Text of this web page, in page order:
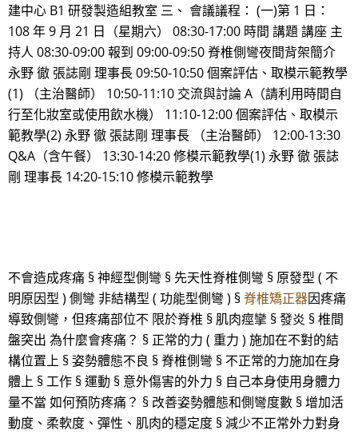
建中心 B1 研發製造組教室 三、 會議議程： (一)第 1 日：
108 年 9 月 21 日（星期六） 08:30-17:00 時間 講題 講座 主
持人 08:30-09:00 報到 09:00-09:50 脊椎側彎夜間背架簡介
永野 徹 張誌剛 理事長 09:50-10:50 個案評估、取模示範教學
(1) （主治醫師） 10:50-11:10 交流與討論 A（請利用時間自
行至化妝室或使用飲水機） 11:10-12:00 個案評估、取模示
範教學(2) 永野 徹 張誌剛 理事長 （主治醫師） 12:00-13:30
Q&A（含午餐） 13:30-14:20 修模示範教學(1) 永野 徹 張誌
剛 理事長 14:20-15:10 修模示範教學
不會造成疼痛 § 神經型側彎 § 先天性脊椎側彎 § 原發型 ( 不
明原因型 ) 側彎 非結構型 ( 功能型側彎 ) §脊椎矯正器因疼痛
導致側彎，但疼痛部位不 限於脊椎 § 肌肉痙攣 § 發炎 § 椎間
盤突出 為什麼會疼痛？ § 正常的力 ( 重力 ) 施加在不對的結
構位置上 § 姿勢體態不良 § 脊椎側彎 § 不正常的力施加在身
體上 § 工作 § 運動 § 意外傷害的外力 § 自己本身使用身體力
量不當 如何預防疼痛？ § 改善姿勢體態和側彎度數 § 增加活
動度、柔軟度、彈性、肌肉的穩定度 § 減少不正常外力對身